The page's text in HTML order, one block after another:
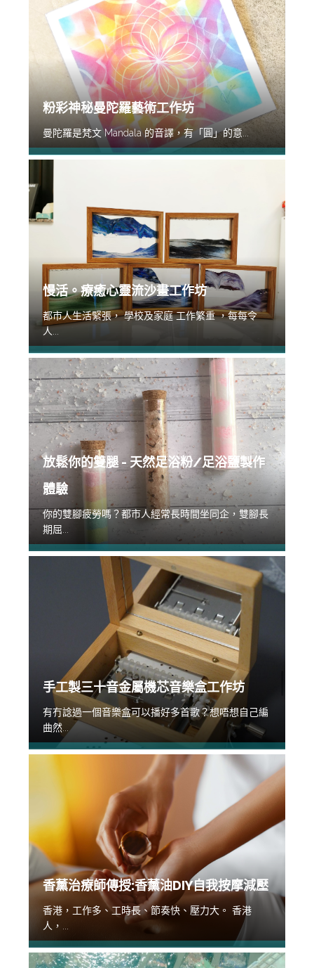
粉彩神秘曼陀羅藝術工作坊
曼陀羅是梵文 Mandala 的音譯，有「圓」的意...
慢活。療癒心靈流沙畫工作坊
都市人生活緊張， 學校及家庭 工作繁重 ，每每令
人...
放鬆你的雙腿 - 天然足浴粉/足浴鹽製作
體驗
你的雙腳疲勞嗎？都市人經常長時間坐同企，雙腳長
期屈...
手工製三十音金屬機芯音樂盒工作坊
有冇諗過一個音樂盒可以播好多首歌？想唔想自己編
曲然...
香薰治療師傳授:香薰油DIY自我按摩減壓
香港，工作多、工時長、節奏快、壓力大。 香港
人，...